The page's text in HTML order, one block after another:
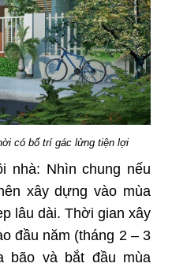
có bố trí gác lửng tiện lợi
nhà: Nhìn chung nếu
xây dựng vào mùa
lâu dài. Thời gian xây
đầu năm (tháng 2 – 3
bão và bắt đầu mùa